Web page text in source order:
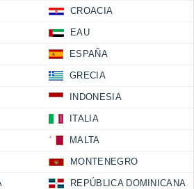
CROACIA
EAU
ESPAÑA
GRECIA
INDONESIA
ITALIA
MALTA
MONTENEGRO
REPÚBLICA DOMINICANA